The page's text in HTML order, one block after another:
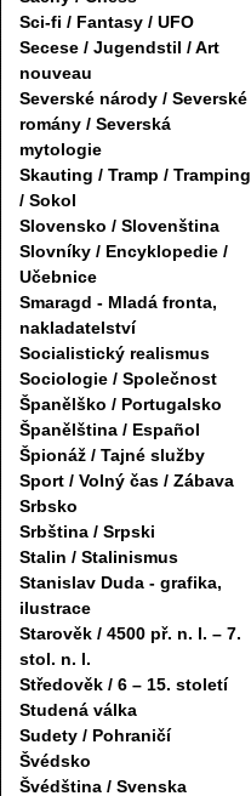
Sci-fi / Fantasy / UFO
Secese / Jugendstil / Art
nouveau
Severské národy / Severské
romány / Severská
mytologie
Skauting / Tramp / Tramping
/ Sokol
Slovensko / Slovenština
Slovníky / Encyklopedie /
Učebnice
Smaragd - Mladá fronta,
nakladatelství
Socialistický realismus
Sociologie / Společnost
Španělško / Portugalsko
Španělština / Español
Špionáž / Tajné služby
Sport / Volný čas / Zábava
Srbsko
Srbština / Srpski
Stalin / Stalinismus
Stanislav Duda - grafika,
ilustrace
Starověk / 4500 př. n. l. – 7.
stol. n. l.
Středověk / 6 – 15. století
Studená válka
Sudety / Pohraničí
Švédsko
Švédština / Svenska